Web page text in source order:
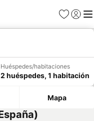
Favoritos
Iniciar
Huéspedes/habitaciones
2 huéspedes, 1 habitación
Mapa